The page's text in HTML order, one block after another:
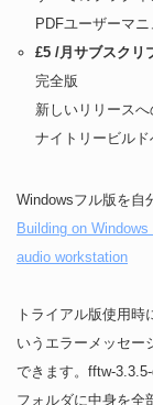
PDFユーザーマ
£5 /月サブスクリ
完全版
新しいリリース
ナイトリービル
Windowsフル版を自
Building on
audio workstation
トライアル版使用
いうエラーメッセー
できます。fftw-
フォルダに中身を全